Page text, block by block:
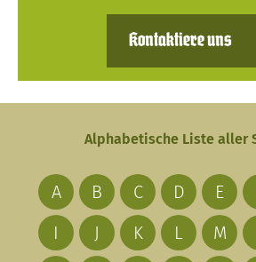
Kontaktiere uns
Alphabetische Liste aller
A B C D E
I
J K L M